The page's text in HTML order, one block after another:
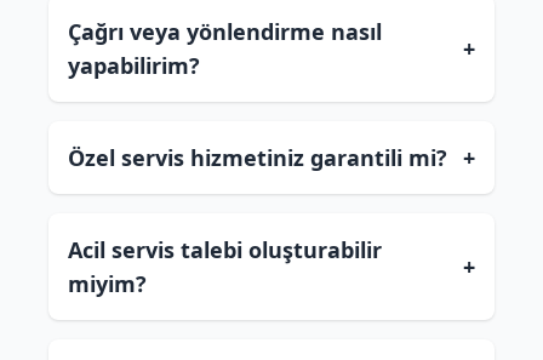
Çağrı veya yönlendirme nasıl
yapabilirim?
+
Özel servis hizmetiniz garantili mi? +
Acil servis talebi oluşturabilir
miyim?
+